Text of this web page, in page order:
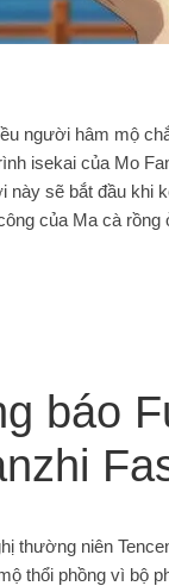
người hâm mộ
isekai của Mo
này sẽ bắt đầu khi
của Ma cà
báo
thường niên
thổi phồng vì bộ